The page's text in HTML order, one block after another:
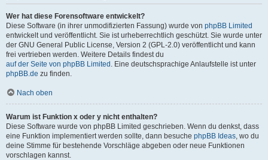
Wer hat diese Forensoftware entwickelt?
Diese Software (in ihrer unmodifizierten Fassung) wurde von phpBB Limited
entwickelt und veröffentlicht. Sie ist urheberrechtlich geschützt. Sie wurde unter
der GNU General Public License, Version 2 (GPL-2.0) veröffentlicht und kann
frei vertrieben werden. Weitere Details findest du
auf der Seite von phpBB Limited . Eine deutschsprachige Anlaufstelle ist unter
phpBB.de zu finden.
Nach oben
Warum ist Funktion x oder y nicht enthalten?
Diese Software wurde von phpBB Limited geschrieben. Wenn du denkst, dass
eine Funktion implementiert werden sollte, dann besuche phpBB Ideas, wo du
deine Stimme für bestehende Vorschläge abgeben oder neue Funktionen
vorschlagen kannst.